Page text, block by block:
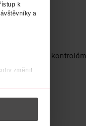
k
a
změnit
přísným kontrolám